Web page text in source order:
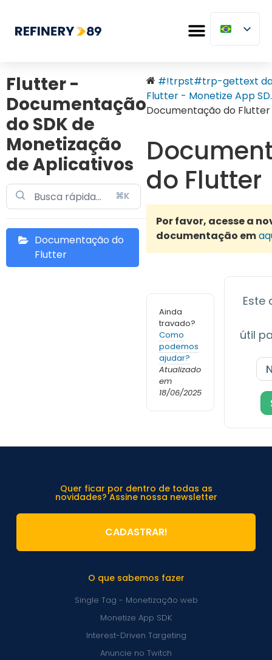
Flutter -
Documentação
do SDK de
Monetização
de Aplicativos
⌘K
Documentação do
Flutter
#!trpst#trp-gettext
Flutter - Monetize App
Documentação do Flutter
do Flutter
Por favor, acesse a
documentação em
Ainda
travado?
Como
podemos
ajudar?
Atualizado
em
18/06/2025
Este
útil
O que sabemos fazer
Single Tag - Monetização web
Monetize App SDK
Interest-Driven Targeting
Anuncie no Twitch
Quer ficar por dentro de todas as
novidades? Assine nossa newsletter
CADASTRAR!